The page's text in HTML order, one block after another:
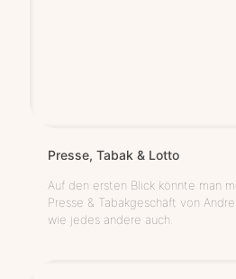
Pres­se, Tabak & Lotto
Auf den ersten Blick könnte man
Presse & Tabakgeschäft von
wie jedes andere auch.